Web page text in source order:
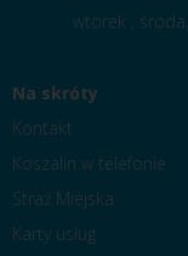
wtorek ,
Na skróty
Kontakt
Koszalin w telefonie
Straż Miejska
Karty usług